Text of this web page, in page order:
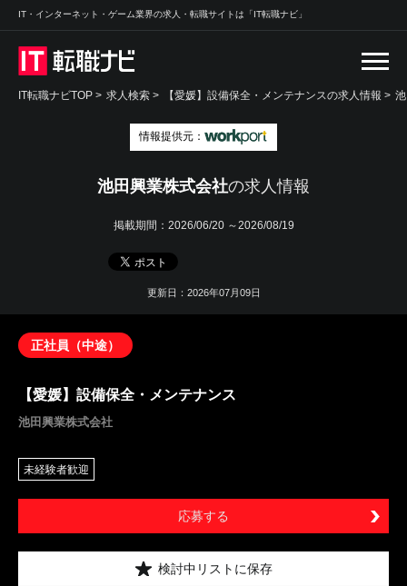
IT・インターネット・ゲーム業界の求人・転職サイトは「IT転職ナビ」
IT転職ナビTOP > 求人検索 > 【愛媛】設備保全・メンテナンスの求人情報 >
情報提供元：
池田興業株式会社の求人情報
掲載期間： 2026/06/20 ～2026/08/19
更新日：2026年07月09日
正社員（中途）
【愛媛】設備保全・メンテナンス
池田興業株式会社
未経験者歓迎
応募する
検討中リストに保存